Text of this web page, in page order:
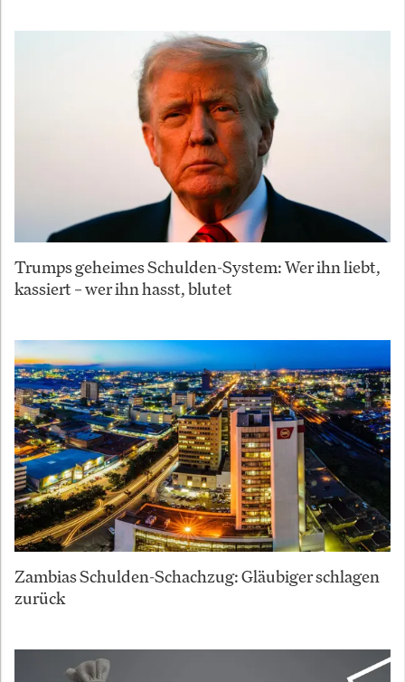
Trumps geheimes Schulden-System: Wer ihn liebt,
kassiert – wer ihn hasst, blutet
Zambias Schulden-Schachzug: Gläubiger schlagen
zurück